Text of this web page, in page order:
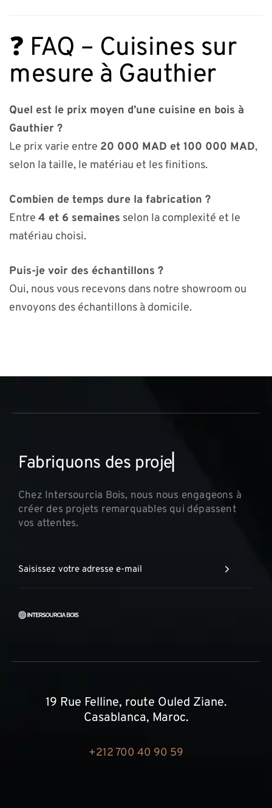
❓ FAQ – Cuisines sur
mesure à Gauthier
Quel est le prix moyen d’une cuisine en bois à
Gauthier ?
Le prix varie entre 20 000 MAD et 100 000 MAD,
selon la taille, le matériau et les finitions.
Combien de temps dure la fabrication ?
Entre 4 et 6 semaines selon la complexité et le
matériau choisi.
Puis-je voir des échantillons ?
Oui, nous vous recevons dans notre showroom ou
envoyons des échantillons à domicile.
Fabriquons des proje
Chez Intersourcia Bois, nous nous engageons à
créer des projets remarquables qui dépassent
vos attentes.
19 Rue Felline, route Ouled Ziane.
Casablanca, Maroc.
+212 700 40 90 59